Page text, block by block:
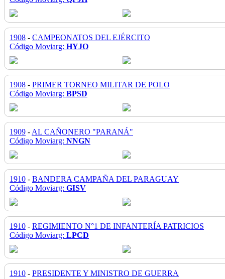
1908 - CAMPEONATOS DEL EJÉRCITO
Código Moviarg: HYJO
1908 - PRIMER TORNEO MILITAR DE POLO
Código Moviarg: BPSD
1909 - AL CAÑONERO "PARANÁ"
Código Moviarg: NNGN
1910 - BANDERA CAMPAÑA DEL PARAGUAY
Código Moviarg: GISV
1910 - REGIMIENTO N°1 DE INFANTERÍA PATRICIOS
Código Moviarg: LPCD
1910 - PRESIDENTE Y MINISTRO DE GUERRA